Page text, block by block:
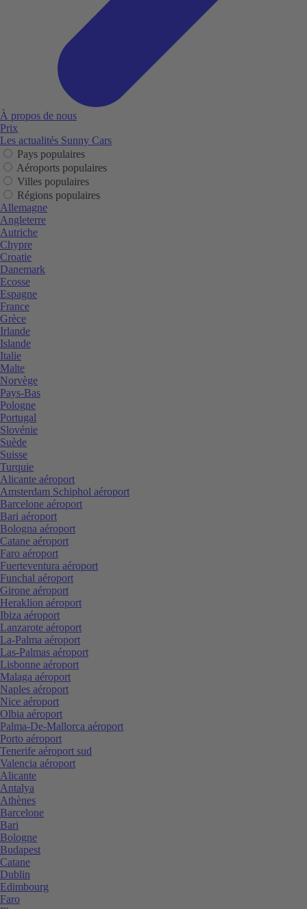
À propos de nous
Prix
Les actualités Sunny Cars
Pays populaires
Aéroports populaires
Villes populaires
Régions populaires
Allemagne
Angleterre
Autriche
Chypre
Croatie
Danemark
Ecosse
Espagne
France
Grèce
Irlande
Islande
Italie
Malte
Norvège
Pays-Bas
Pologne
Portugal
Slovénie
Suède
Suisse
Turquie
Alicante aéroport
Amsterdam Schiphol aéroport
Barcelone aéroport
Bari aéroport
Bologna aéroport
Catane aéroport
Faro aéroport
Fuerteventura aéroport
Funchal aéroport
Girone aéroport
Heraklion aéroport
Ibiza aéroport
Lanzarote aéroport
La-Palma aéroport
Las-Palmas aéroport
Lisbonne aéroport
Malaga aéroport
Naples aéroport
Nice aéroport
Olbia aéroport
Palma-De-Mallorca aéroport
Porto aéroport
Tenerife aéroport sud
Valencia aéroport
Alicante
Antalya
Athènes
Barcelone
Bari
Bologne
Budapest
Catane
Dublin
Edimbourg
Faro